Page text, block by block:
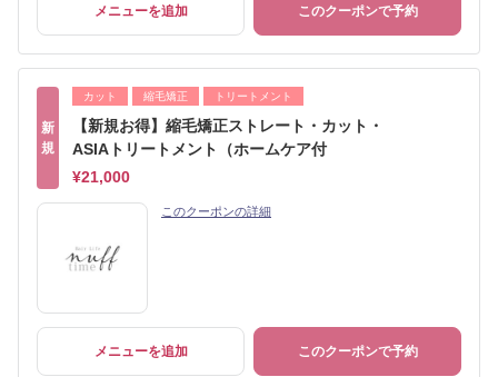
メニューを追加 このクーポンで予約
新
規
カット 縮毛矯正 トリートメント
【新規お得】縮毛矯正ストレート・カット・
ASIAトリートメント（ホームケア付
¥21,000
このクーポンの詳細
メニューを追加 このクーポンで予約